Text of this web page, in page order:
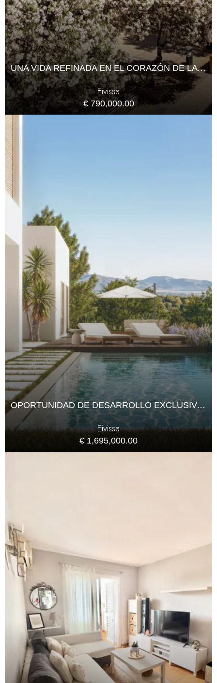
UNA VIDA REFINADA EN EL CORAZÓN DE LA CIUDAD DE IBIZA
Eivissa
€ 790,000.00
OPORTUNIDAD DE DESARROLLO EXCLUSIVA CERCA DE SANT RAFAEL
Eivissa
€ 1,695,000.00